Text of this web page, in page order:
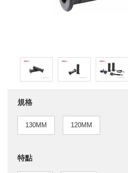
規格
130MM 120MM
特點